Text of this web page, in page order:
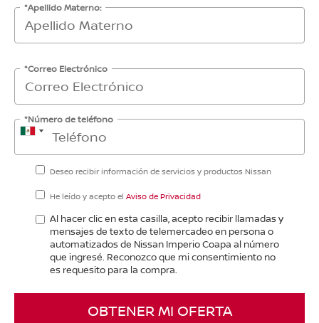
*Apellido Materno:
*Correo Electrónico
*Número de teléfono
Deseo recibir información de servicios y productos Nissan
He leído y acepto el Aviso de Privacidad
Al hacer clic en esta casilla, acepto recibir llamadas y
mensajes de texto de telemercadeo en persona o
automatizados de Nissan Imperio Coapa al número
que ingresé. Reconozco que mi consentimiento no
es requesito para la compra.
OBTENER MI OFERTA